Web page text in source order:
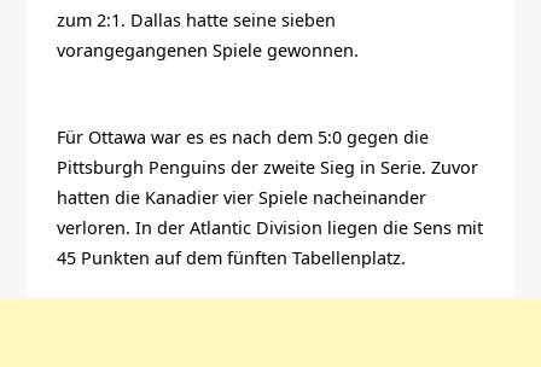
zum 2:1. Dallas hatte seine sieben
vorangegangenen Spiele gewonnen.
Für Ottawa war es es nach dem 5:0 gegen die
Pittsburgh Penguins der zweite Sieg in Serie. Zuvor
hatten die Kanadier vier Spiele nacheinander
verloren. In der Atlantic Division liegen die Sens mit
45 Punkten auf dem fünften Tabellenplatz.